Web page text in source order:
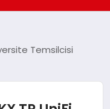
Temsilcisi